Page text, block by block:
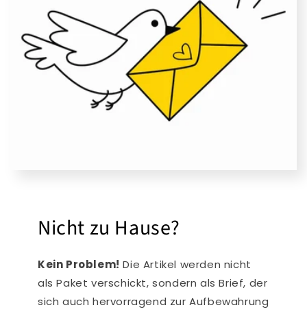
Nicht zu Hause?
Kein Problem! Die Artikel werden nicht
als Paket verschickt, sondern als Brief, der
sich auch hervorragend zur Aufbewahrung